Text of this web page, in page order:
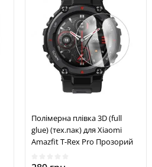
Полімерна плівка 3D (full
glue) (тех.пак) для Xiaomi
Amazfit T-Rex Pro Прозорий